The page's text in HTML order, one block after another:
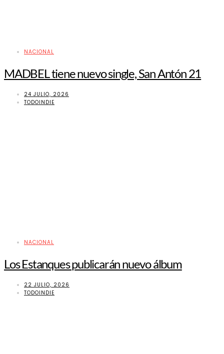
NACIONAL
MADBEL tiene nuevo single, San Antón 21
24 JULIO, 2026
TODOINDIE
NACIONAL
Los Estanques publicarán nuevo álbum
22 JULIO, 2026
TODOINDIE